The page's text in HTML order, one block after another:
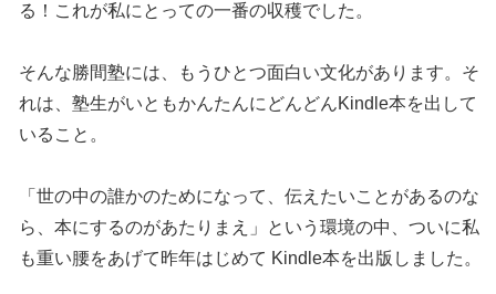
る！これが私にとっての一番の収穫でした。
そんな勝間塾には、もうひとつ面白い文化があります。そ
れは、塾生がいともかんたんにどんどんKindle本を出して
いること。
「世の中の誰かのためになって、伝えたいことがあるのな
ら、本にするのがあたりまえ」という環境の中、ついに私
も重い腰をあげて昨年はじめて Kindle本を出版しました。